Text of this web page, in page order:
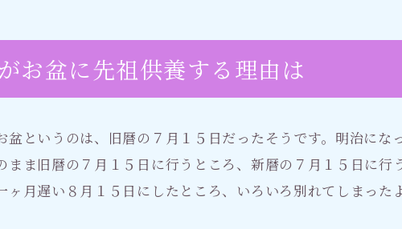
お盆に先祖供養する理由は
盆というのは、旧暦の７月１５日だったそうです。明治にな
まま旧暦の７月１５日に行うところ、新暦の７月１５日に行
ヶ月遅い８月１５日にしたところ、いろいろ別れてしまった